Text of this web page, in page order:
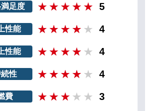
足度 5
性能 4
性能 4
性 4
費 3